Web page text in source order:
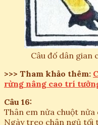
Câu đố dân gian
>>> Tham khảo thêm:
rừng nâng cao trí
Câu 16:
Thân em nửa chuột nửa
Ngày treo chân ngủ tối